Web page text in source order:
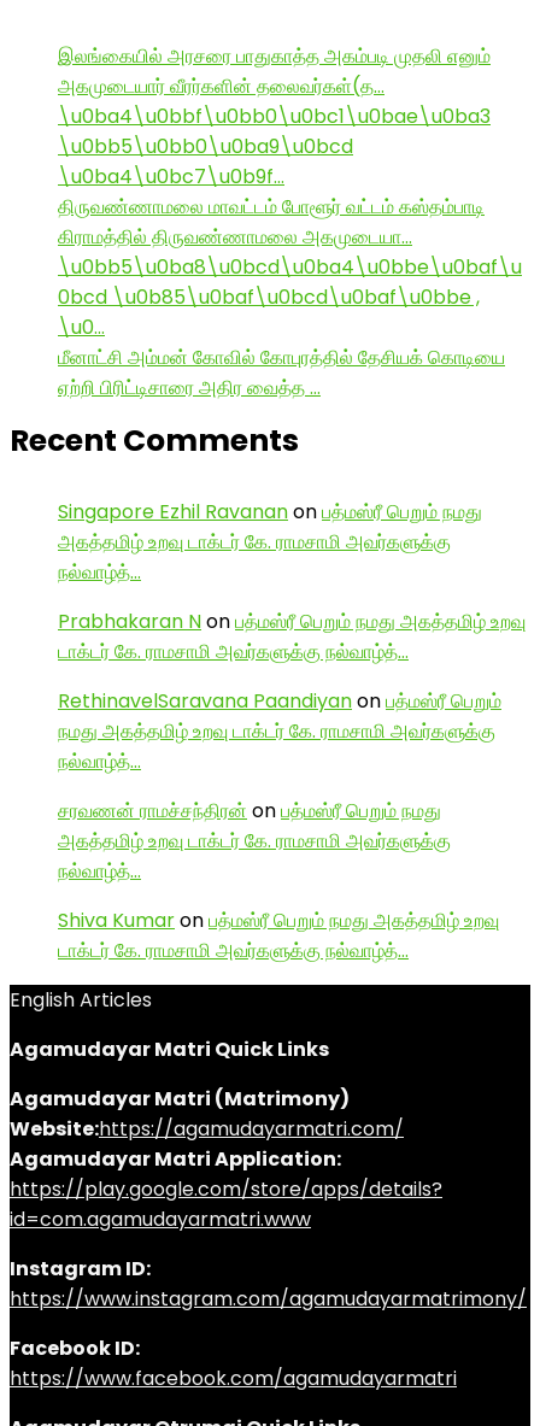
இலங்கையில் அரசரை பாதுகாத்த அகம்படி முதலி எனும்
அகமுடையார் வீரர்களின் தலைவர்கள்(த…
\u0ba4\u0bbf\u0bb0\u0bc1\u0bae\u0ba3
\u0bb5\u0bb0\u0ba9\u0bcd
\u0ba4\u0bc7\u0b9f…
திருவண்ணாமலை மாவட்டம் போளூர் வட்டம் கஸ்தம்பாடி
கிராமத்தில் திருவண்ணாமலை அகமுடையா…
\u0bb5\u0ba8\u0bcd\u0ba4\u0bbe\u0baf\u
0bcd \u0b85\u0baf\u0bcd\u0baf\u0bbe ,
\u0…
மீனாட்சி அம்மன் கோவில் கோபுரத்தில் தேசியக் கொடியை
ஏற்றி பிரிட்டிசாரை அதிர வைத்த …
Recent Comments
Singapore Ezhil Ravananonபத்மஸ்ரீ பெறும் நமது
அகத்தமிழ் உறவு டாக்டர் கே. ராமசாமி அவர்களுக்கு
நல்வாழ்த்…
Prabhakaran Nonபத்மஸ்ரீ பெறும் நமது அகத்தமிழ் உறவு
டாக்டர் கே. ராமசாமி அவர்களுக்கு நல்வாழ்த்…
RethinavelSaravana Paandiyanonபத்மஸ்ரீ பெறும்
நமது அகத்தமிழ் உறவு டாக்டர் கே. ராமசாமி அவர்களுக்கு
நல்வாழ்த்…
சரவணன் ராமச்சந்திரன் onபத்மஸ்ரீ பெறும் நமது
அகத்தமிழ் உறவு டாக்டர் கே. ராமசாமி அவர்களுக்கு
நல்வாழ்த்…
Shiva Kumaronபத்மஸ்ரீ பெறும் நமது அகத்தமிழ் உறவு
டாக்டர் கே. ராமசாமி அவர்களுக்கு நல்வாழ்த்…
English Articles
Agamudayar Matri Quick Links
Agamudayar Matri (Matrimony)
Website:https://agamudayarmatri.com/
Agamudayar Matri Application:
https://play.google.com/store/apps/details?
id=com.agamudayarmatri.www
Instagram ID:
https://www.instagram.com/agamudayarmatrimony/
Facebook ID:
https://www.facebook.com/agamudayarmatri